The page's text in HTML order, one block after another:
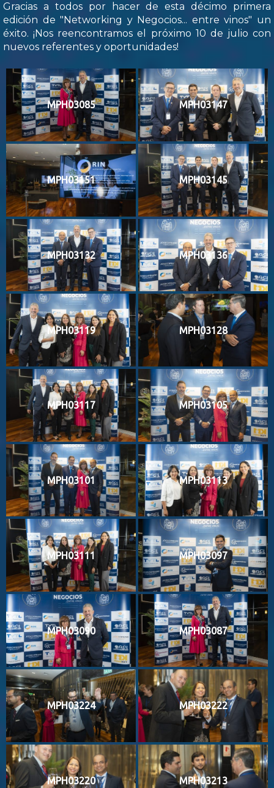
Gracias a todos por hacer de esta décimo primera
edición de "Networking y Negocios... entre vinos" un
éxito. ¡Nos reencontramos el próximo 10 de julio con
nuevos referentes y oportunidades!
MPH03085 MPH03147
MPH03151 MPH03145
MPH03132 MPH03136
MPH03119 MPH03128
MPH03117 MPH03105
MPH03101 MPH03113
MPH03111 MPH03097
MPH03090 MPH03087
MPH03224 MPH03222
MPH03220 MPH03213